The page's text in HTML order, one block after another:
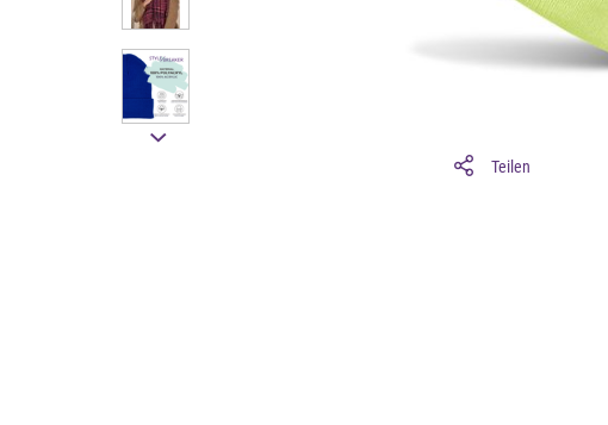
Teilen